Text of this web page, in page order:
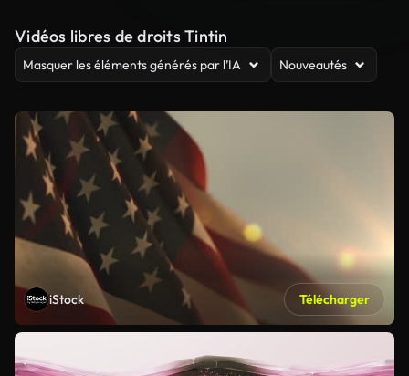
Vidéos libres de droits Tintin
Masquer les éléments générés par l’IA Nouveautés
iStock Télécharger